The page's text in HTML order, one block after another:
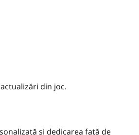
din joc.
și dedicarea față de